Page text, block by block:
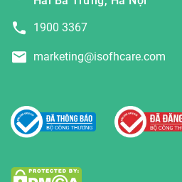
1900 3367
marketing@isofhcare.com